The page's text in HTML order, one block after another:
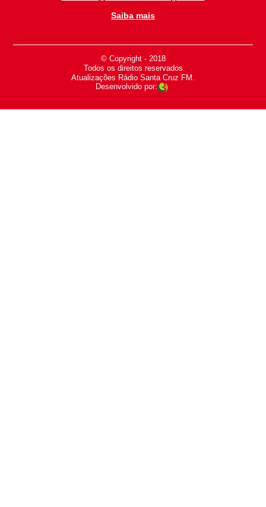
Saiba mais
© Copyright - 2018
-
Todos os direitos reservados
-
Atualizações Rádio Santa Cruz FM.
Desenvolvido por: